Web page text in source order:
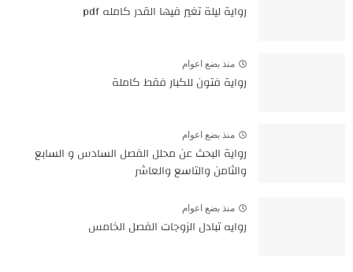
رواية ليلة تغير فيها القدر كامله pdf
منذ بضع اعوام
رواية فتون للكبار فقط كاملة
منذ بضع اعوام
رواية البحث عن محلل الفصل السادس و السابع
والثامن والتاسع والعاشر
منذ بضع اعوام
روايه تبادل الزوجات الفصل الخامس